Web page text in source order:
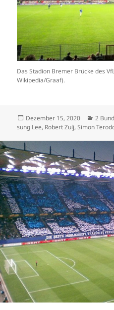
Das Stadion Bremer Brücke des
Wikipedia/Graaf).
Veröffentlicht
am
Dezember 15, 2020 2
sung Lee, Robert Zulj,Simon